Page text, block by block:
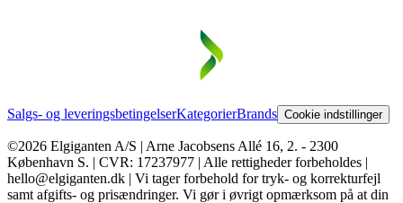
Salgs- og leveringsbetingelserKategorierBrands Cookie indstillinger
©2026 Elgiganten A/S | Arne Jacobsens Allé 16, 2. - 2300
København S. | CVR: 17237977 | Alle rettigheder forbeholdes |
hello@elgiganten.dk | Vi tager forbehold for tryk- og korrekturfejl
samt afgifts- og prisændringer. Vi gør i øvrigt opmærksom på at din